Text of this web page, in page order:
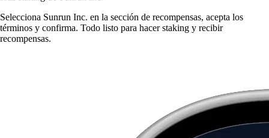
Selecciona Sunrun Inc. en la sección de recompensas, acepta los
términos y confirma. Todo listo para hacer staking y recibir
recompensas.